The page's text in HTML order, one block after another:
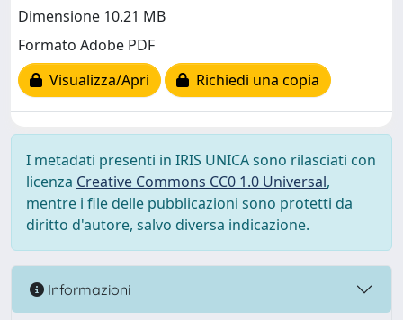
Dimensione 10.21 MB
Formato Adobe PDF
Visualizza/Apri
Richiedi una copia
I metadati presenti in IRIS UNICA sono rilasciati con
licenza Creative Commons CC0 1.0 Universal,
mentre i file delle pubblicazioni sono protetti da
diritto d'autore, salvo diversa indicazione.
Informazioni